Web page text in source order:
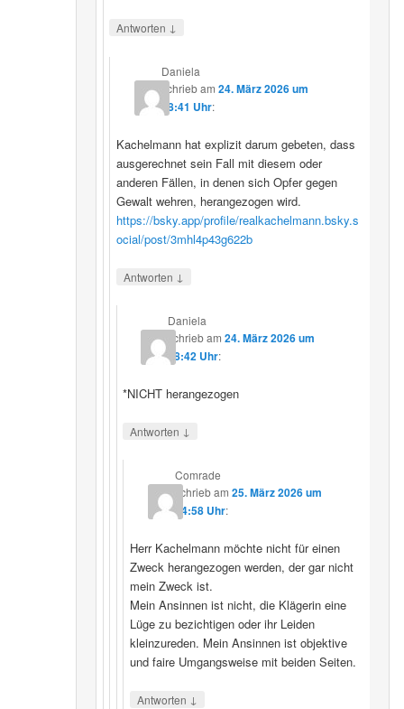
Antworten ↓
Daniela
schriebam 24. März 2026 um
08:41 Uhr:
Kachelmann hat explizit darum gebeten, dass
ausgerechnet sein Fall mit diesem oder
anderen Fällen, in denen sich Opfer gegen
Gewalt wehren, herangezogen wird.
https://bsky.app/profile/realkachelmann.bsky.s
ocial/post/3mhl4p43g622b
Antworten ↓
Daniela
schriebam24. März 2026 um
08:42 Uhr:
*NICHT herangezogen
Antworten ↓
Comrade
schriebam 25. März 2026 um
14:58 Uhr:
Herr Kachelmann möchte nicht für einen
Zweck herangezogen werden, der gar nicht
mein Zweck ist.
Mein Ansinnen ist nicht, die Klägerin eine
Lüge zu bezichtigen oder ihr Leiden
kleinzureden. Mein Ansinnen ist objektive
und faire Umgangsweise mit beiden Seiten.
Antworten ↓